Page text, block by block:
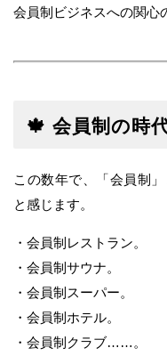
会員制ビジネスへの関心
🍁 会員制の時
この数年で、「会員制
と感じます。
・会員制レストラン。
・会員制サウナ。
・会員制スーパー。
・会員制ホテル。
・会員制クラブ……。